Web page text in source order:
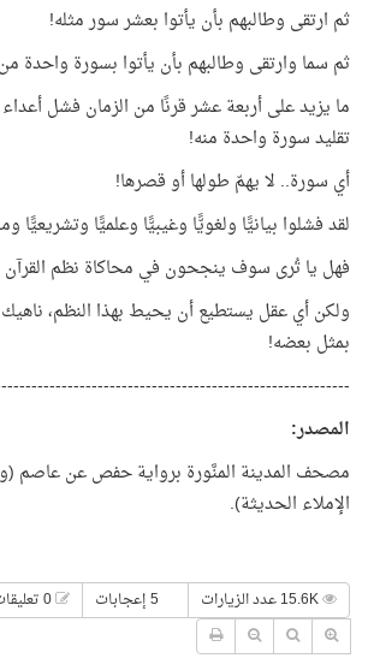
ثم ارتقى وطالبهم بأن يأتوا بعشر سور مثله!
ثم سما وارتقى وطالبهم بأن يأتوا بسورة واحدة
ما يزيد على أربعة عشر قرنًا من الزمان فشل
تقليد سورة واحدة منه!
أي سورة.. لا يهمّ طولها أو قصرها!
لقد فشلوا بيانيًّا ولغويًّا وغيبيًّا وعلميًّا وتشريعيًّا
فهل يا تُرى سوف ينجحون في محاكاة نظم القرآن
ولكن أي عقل يستطيع أن يحيط بهذا النظم، ناهيك
بمثل بعضه!
المصدر:
مصحف المدينة المنَّورة برواية حفص عن عاصم
الإملاء الحديثة).
5 إعجابات